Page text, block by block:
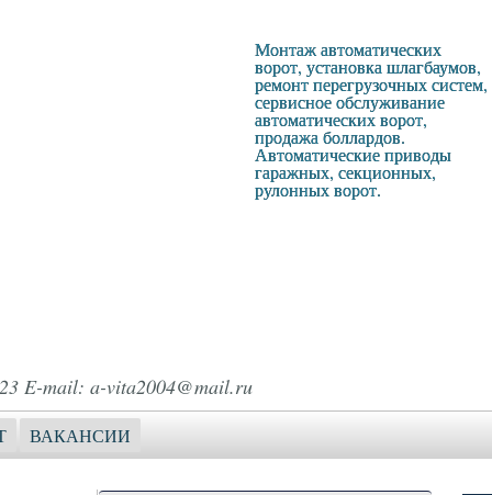
Монтаж автоматических
ворот, установка шлагбаумов,
ремонт перегрузочных систем,
сервисное обслуживание
автоматических ворот,
продажа боллардов.
Автоматические приводы
гаражных, секционных,
рулонных ворот.
E-mail: a-vita2004@mail.ru
ВАКАНСИИ